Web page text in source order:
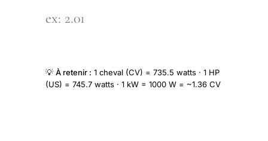
💡 À retenir : 1 cheval (CV) = 735.5 watts · 1 HP
(US) = 745.7 watts · 1 kW = 1000 W = ~1.36 CV